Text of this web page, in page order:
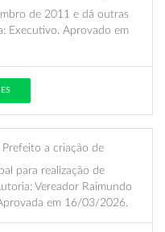
de 2011 e dá outras
Executivo. Aprovado em
Prefeito a criação de
para realização de
Vereador Raimundo
em 16/03/2026.